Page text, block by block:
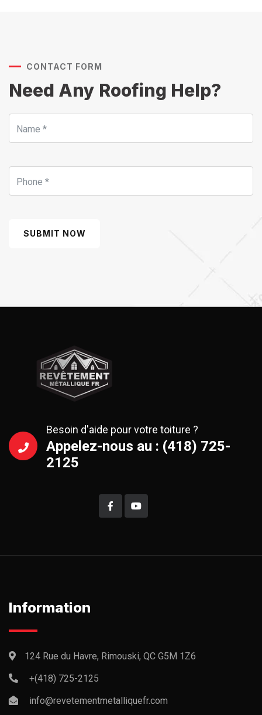
CONTACT FORM
Need Any Roofing Help?
SUBMIT NOW
Besoin d'aide pour votre toiture ?
Appelez-nous au : (418) 725-
2125
Information
124 Rue du Havre, Rimouski, QC G5M 1Z6
+(418) 725-2125
info@revetementmetalliquefr.com